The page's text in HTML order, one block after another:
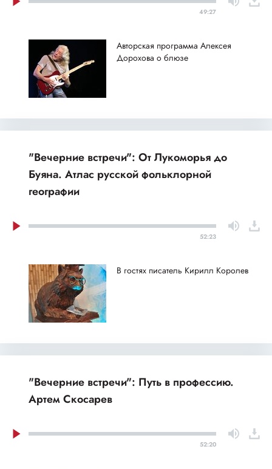
49:27
Авторская программа Алексея
Дорохова о блюзе
"Вечерние встречи": От Лукоморья до
Буяна. Атлас русской фольклорной
географии
52:23
В гостях писатель Кирилл Королев
"Вечерние встречи": Путь в профессию.
Артем Скосарев
52:20